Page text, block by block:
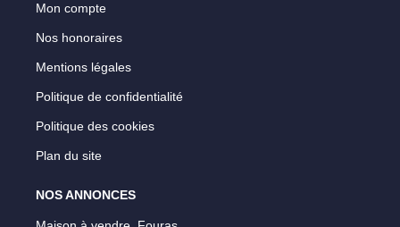
Mon compte
Nos honoraires
Mentions légales
Politique de confidentialité
Politique des cookies
Plan du site
NOS ANNONCES